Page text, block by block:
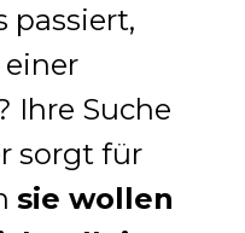
passiert,
Ihre Suche
sorgt für
sie wollen